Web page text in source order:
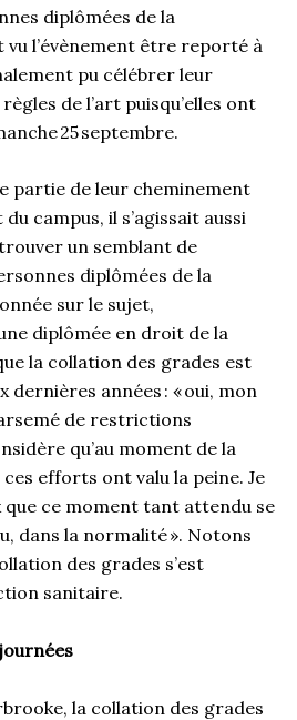
diplômées de la
l’évènement être reporté à
pu célébrer leur
de l’art puisqu’elles ont
25 septembre.
partie de leur cheminement
campus, il s’agissait aussi
un semblant de
diplômées de la
sur le sujet,
diplômée en droit de la
la collation des grades est
dernières années : « oui, mon
de restrictions
qu’au moment de la
efforts ont valu la peine. Je
ce moment tant attendu se
dans la normalité ». Notons
des grades s’est
sanitaire.
la collation des grades